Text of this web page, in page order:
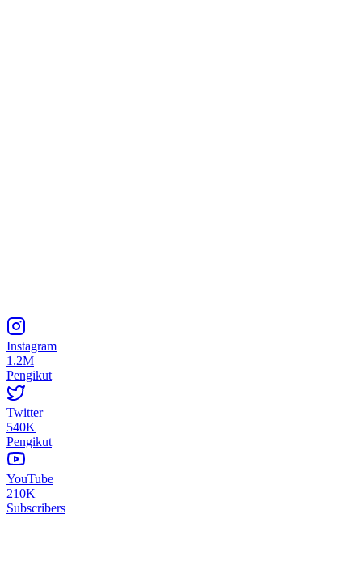
Instagram
1.2M
Pengikut
Twitter
540K
Pengikut
YouTube
210K
Subscribers